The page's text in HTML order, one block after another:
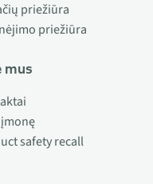
priežiūra
priežiūra
mus
safety recall